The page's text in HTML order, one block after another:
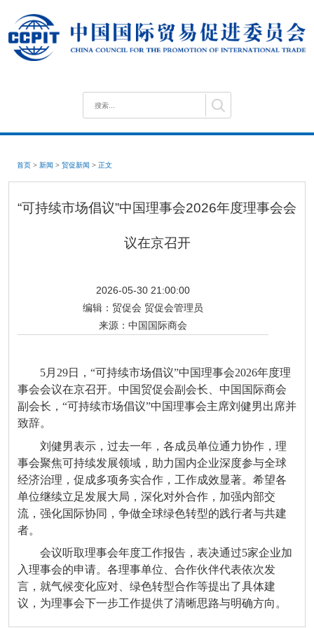
首页 > 新闻 > 贸促新闻 > 正文
“可持续市场倡议”中国理事会2026年度理事会会
议在京召开
2026-05-30 21:00:00
编辑： 贸促会 贸促会管理员
来源： 中国国际商会
5月29日，“可持续市场倡议”中国理事会2026年度理
事会会议在京召开。中国贸促会副会长、中国国际商会
副会长，“可持续市场倡议”中国理事会主席刘健男出席并
致辞。
刘健男表示，过去一年，各成员单位通力协作，理
事会聚焦可持续发展领域，助力国内企业深度参与全球
经济治理，促成多项务实合作，工作成效显著。希望各
单位继续立足发展大局，深化对外合作，加强内部交
流，强化国际协同，争做全球绿色转型的践行者与共建
者。
会议听取理事会年度工作报告，表决通过5家企业加
入理事会的申请。各理事单位、合作伙伴代表依次发
言，就气候变化应对、绿色转型合作等提出了具体建
议，为理事会下一步工作提供了清晰思路与明确方向。